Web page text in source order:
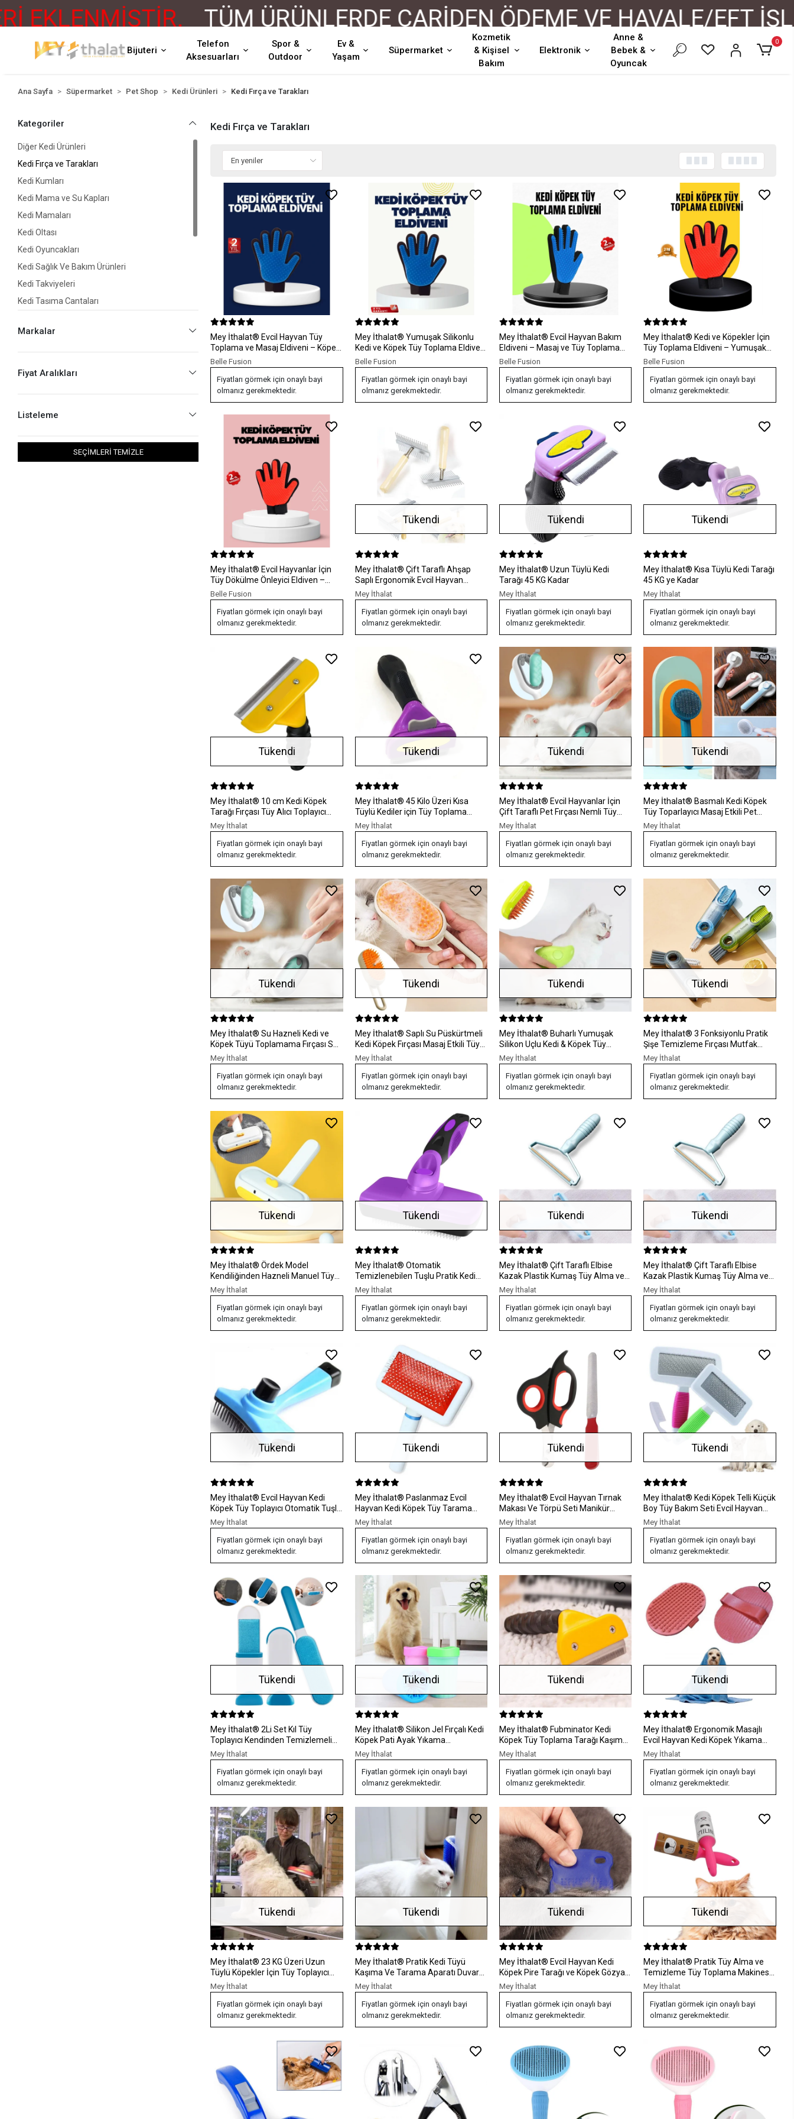
TÜM ÜRÜNLERDE CARİDEN ÖDEME VE HAVALE/EFT
Bijuteri
Telefon
Aksesuarları
Spor &
Outdoor
Ev &
Yaşam
Süpermarket
Kozmetik
& Kişisel
Bakım
Elektronik
Anne &
Bebek &
Oyuncak
0
Ana Sayfa Süpermarket Pet Shop Kedi Ürünleri Kedi Fırça ve Tarakları
Kategoriler
Diğer Kedi Ürünleri
Kedi Fırça ve Tarakları
Kedi Kumları
Kedi Mama ve Su Kapları
Kedi Mamaları
Kedi Oltası
Kedi Oyuncakları
Kedi Sağlık Ve Bakım Ürünleri
Kedi Takviyeleri
Kedi Taşıma Çantaları
Kedi Tırmalamaları
Kedi Tuvaletleri
Kedi Yatakları
Markalar
Fiyat Aralıkları
Listeleme
SEÇİMLERİ TEMİZLE
Kedi Fırça ve Tarakları
Mey İthalat® Evcil Hayvan Tüy
Toplama ve Masaj Eldiveni – Köpek
ve Kedi Tüy Dökülme Önleyici
Bakım Eldiveni
Belle Fusion
Fiyatları görmek için onaylı bayi
olmanız gerekmektedir.
Mey İthalat® Yumuşak Silikonlu
Kedi ve Köpek Tüy Toplama Eldiveni
– Masaj Etkili Tüy Dökülme Önleyici
Belle Fusion
Fiyatları görmek için onaylı bayi
olmanız gerekmektedir.
Mey İthalat® Evcil Hayvan Bakım
Eldiveni – Masaj ve Tüy Toplama
Özellikli Silikon Eldiven
Belle Fusion
Fiyatları görmek için onaylı bayi
olmanız gerekmektedir.
Mey İthalat® Kedi ve Köpekler İçin
Tüy Toplama Eldiveni – Yumuşak
Silikonlu Masaj Eldiveni
Belle Fusion
Fiyatları görmek için onaylı bayi
olmanız gerekmektedir.
Mey İthalat® Evcil Hayvanlar İçin
Tüy Dökülme Önleyici Eldiven –
Masaj ve Temizlik İçin Yumuşak
Silikon Uçlu
Belle Fusion
Fiyatları görmek için onaylı bayi
olmanız gerekmektedir.
Tükendi
Mey İthalat® Çift Taraflı Ahşap
Saplı Ergonomik Evcil Hayvan
Fırçası Tarağı
Mey İthalat
Fiyatları görmek için onaylı bayi
olmanız gerekmektedir.
Tükendi
Mey İthalat® Uzun Tüylü Kedi
Tarağı 45 KG Kadar
Mey İthalat
Fiyatları görmek için onaylı bayi
olmanız gerekmektedir.
Tükendi
Mey İthalat® Kısa Tüylü Kedi Tarağı
45 KG ye Kadar
Mey İthalat
Fiyatları görmek için onaylı bayi
olmanız gerekmektedir.
Tükendi
Mey İthalat® 10 cm Kedi Köpek
Tarağı Fırçası Tüy Alıcı Toplayıcı
Tarak Fırça
Mey İthalat
Fiyatları görmek için onaylı bayi
olmanız gerekmektedir.
Tükendi
Mey İthalat® 45 Kilo Üzeri Kısa
Tüylü Kediler için Tüy Toplama
Tarağı
Mey İthalat
Fiyatları görmek için onaylı bayi
olmanız gerekmektedir.
Tükendi
Mey İthalat® Evcil Hayvanlar İçin
Çift Taraflı Pet Fırçası Nemli Tüy
Tarama Tarağı
Mey İthalat
Fiyatları görmek için onaylı bayi
olmanız gerekmektedir.
Tükendi
Mey İthalat® Basmalı Kedi Köpek
Tüy Toparlayıcı Masaj Etkili Pet
Fırçası
Mey İthalat
Fiyatları görmek için onaylı bayi
olmanız gerekmektedir.
Tükendi
Mey İthalat® Su Hazneli Kedi ve
Köpek Tüyü Toplamama Fırçası Su
Hazneli Pet Tarağı
Mey İthalat
Fiyatları görmek için onaylı bayi
olmanız gerekmektedir.
Tükendi
Mey İthalat® Saplı Su Püskürtmeli
Kedi Köpek Fırçası Masaj Etkili Tüy
Toplama Tarağı
Mey İthalat
Fiyatları görmek için onaylı bayi
olmanız gerekmektedir.
Tükendi
Mey İthalat® Buharlı Yumuşak
Silikon Uçlu Kedi & Köpek Tüy
Tarama Tarağı Yıkama Fırçası
Mey İthalat
Fiyatları görmek için onaylı bayi
olmanız gerekmektedir.
Tükendi
Mey İthalat® 3 Fonksiyonlu Pratik
Şişe Temizleme Fırçası Mutfak
Banyo Araç İçin Çok Amaçlı Fırça
Mey İthalat
Fiyatları görmek için onaylı bayi
olmanız gerekmektedir.
Tükendi
Mey İthalat® Ördek Model
Kendiliğinden Hazneli Manuel Tüy
Toplayıcı Aparat
Mey İthalat
Fiyatları görmek için onaylı bayi
olmanız gerekmektedir.
Tükendi
Mey İthalat® Otomatik
Temizlenebilen Tuşlu Pratik Kedi
Köpek Tüy Toplama Fırçası
Mey İthalat
Fiyatları görmek için onaylı bayi
olmanız gerekmektedir.
Tükendi
Mey İthalat® Çift Taraflı Elbise
Kazak Plastik Kumaş Tüy Alma ve
Tiftik Temizleyici Toplayıcı
Taşınabilir
Mey İthalat
Fiyatları görmek için onaylı bayi
olmanız gerekmektedir.
Tükendi
Mey İthalat® Çift Taraflı Elbise
Kazak Plastik Kumaş Tüy Alma ve
Tiftik Temizleyici Toplayıcı
Taşınabilir
Mey İthalat
Fiyatları görmek için onaylı bayi
olmanız gerekmektedir.
Tükendi
Mey İthalat® Evcil Hayvan Kedi
Köpek Tüy Toplayıcı Otomatik Tuşlu
Pet Tarak
Mey İthalat
Fiyatları görmek için onaylı bayi
olmanız gerekmektedir.
Tükendi
Mey İthalat® Paslanmaz Evcil
Hayvan Kedi Köpek Tüy Tarama
Toplama Fırçası Kolay Temizlenir
Bakım Aleti
Mey İthalat
Fiyatları görmek için onaylı bayi
olmanız gerekmektedir.
Tükendi
Mey İthalat® Evcil Hayvan Tırnak
Makası Ve Törpü Seti Manikür
Pedikür Pati Bakım Aleti Kaymaz
Sap
Mey İthalat
Fiyatları görmek için onaylı bayi
olmanız gerekmektedir.
Tükendi
Mey İthalat® Kedi Köpek Telli Küçük
Boy Tüy Bakım Seti Evcil Hayvan
Tarama Fırçası
Mey İthalat
Fiyatları görmek için onaylı bayi
olmanız gerekmektedir.
Tükendi
Mey İthalat® 2Li Set Kıl Tüy
Toplayıcı Kendinden Temizlemeli
Tarak
Mey İthalat
Fiyatları görmek için onaylı bayi
olmanız gerekmektedir.
Tükendi
Mey İthalat® Silikon Jel Fırçalı Kedi
Köpek Pati Ayak Yıkama
Temizleme Kovası (Küçük)
Mey İthalat
Fiyatları görmek için onaylı bayi
olmanız gerekmektedir.
Tükendi
Mey İthalat® Fubminator Kedi
Köpek Tüy Toplama Tarağı Kaşıma
Aparatı 4,5 Cm
Mey İthalat
Fiyatları görmek için onaylı bayi
olmanız gerekmektedir.
Tükendi
Mey İthalat® Ergonomik Masajlı
Evcil Hayvan Kedi Köpek Yıkama
Fırçası Aparatı
Mey İthalat
Fiyatları görmek için onaylı bayi
olmanız gerekmektedir.
Tükendi
Mey İthalat® 23 KG Üzeri Uzun
Tüylü Köpekler İçin Tüy Toplayıcı
Ergonomik Tarak
Mey İthalat
Fiyatları görmek için onaylı bayi
olmanız gerekmektedir.
Tükendi
Mey İthalat® Pratik Kedi Tüyü
Kaşıma Ve Tarama Aparatı Duvara
Monte Kaşıma Aleti
Mey İthalat
Fiyatları görmek için onaylı bayi
olmanız gerekmektedir.
Tükendi
Mey İthalat® Evcil Hayvan Kedi
Köpek Pire Tarağı ve Köpek Gözyaşı
Lekesi Tarağı
Mey İthalat
Fiyatları görmek için onaylı bayi
olmanız gerekmektedir.
Tükendi
Mey İthalat® Pratik Tüy Alma ve
Temizleme Tüy Toplama Makinesi
Rulo Aparat
Mey İthalat
Fiyatları görmek için onaylı bayi
olmanız gerekmektedir.